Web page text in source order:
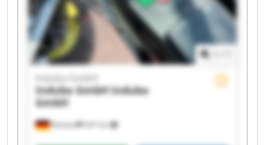
Rottweil 447 km
Induba GmbH
Induba GmbHInduba
GmbH